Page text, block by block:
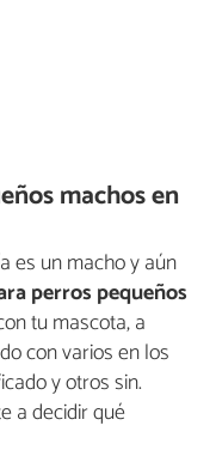
machos en
es un macho y aún
perros pequeños
tu mascota, a
con varios en los
y otros sin.
a decidir qué